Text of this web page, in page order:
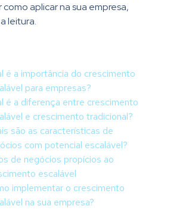
aplicar na sua empresa,
leitura.
é a importância do crescimento
para empresas?
é a diferença entre crescimento
e crescimento tradicional?
são as características de
com potencial escalável?
de negócios propícios ao
escalável
implementar o crescimento
na sua empresa?